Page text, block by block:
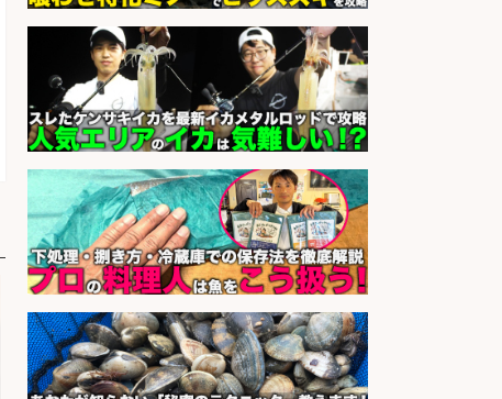
sponsored by 求人ボックス
さらに求人情報を見る